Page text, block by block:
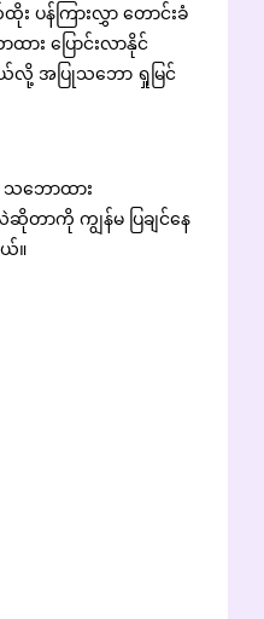
န်ကြားလွှာ တောင်းခံ
း ပြောင်းလာနိုင်
လို့ အပြုသဘော ရှုမြင်
ဘောထား
ာကို ကျွန်မ ပြချင်နေ
။